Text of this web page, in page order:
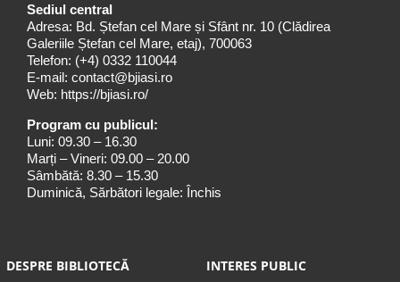
Sediul central
Adresa: Bd. Ștefan cel Mare și Sfânt nr. 10 (Clădirea
Galeriile Ștefan cel Mare, etaj), 700063
Telefon: (+4) 0332 110044
E-mail: contact@bjiasi.ro
Web: https://bjiasi.ro/
Program cu publicul:
Luni: 09.30 – 16.30
Marți – Vineri: 09.00 – 20.00
Sâmbătă: 8.30 – 15.30
Duminică, Sărbători legale: Închis
DESPRE BIBLIOTECĂ INTERES PUBLIC